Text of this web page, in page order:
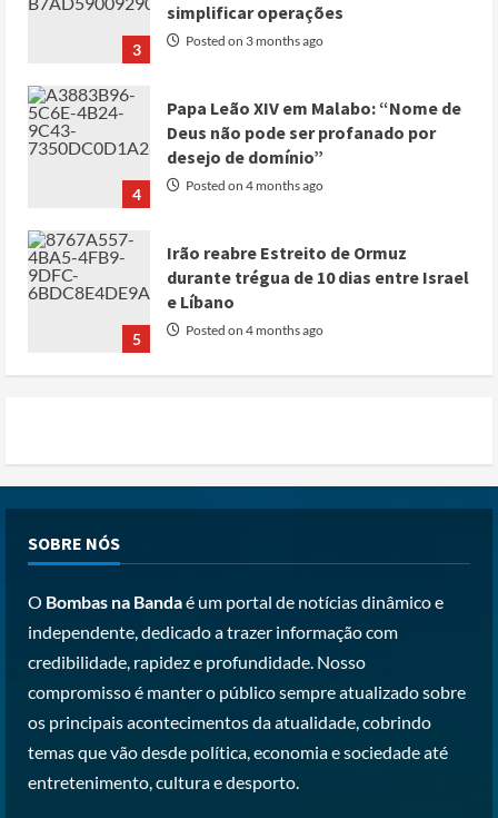
3
simplificar operações
Posted on 3 months ago
4
Papa Leão XIV em Malabo: “Nome de
Deus não pode ser profanado por
desejo de domínio”
Posted on 4 months ago
5
Irão reabre Estreito de Ormuz
durante trégua de 10 dias entre Israel
e Líbano
Posted on 4 months ago
1
Posted on 3 months ago
2
registo criminal
Posted on 3 months ago
3
Nike vai despedir 1.400 trabalhadores
para apostar em automação e
simplificar operações
Posted on 3 months ago
SOBRE NÓS
O Bombas na Bandaé um portal de notícias dinâmico e
independente, dedicado a trazer informação com
credibilidade, rapidez e profundidade. Nosso
compromisso é manter o público sempre atualizado sobre
os principais acontecimentos da atualidade, cobrindo
temas que vão desde política, economia e sociedade até
entretenimento, cultura e desporto.